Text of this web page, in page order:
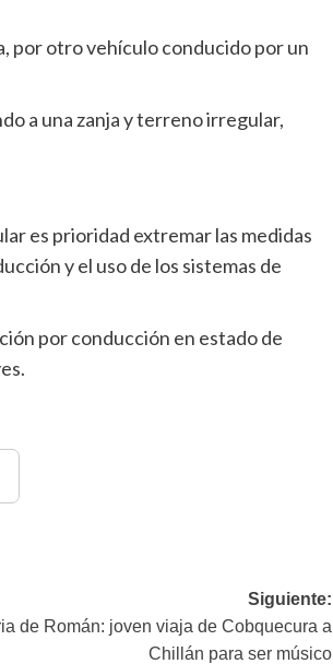
por otro vehículo conducido por un
a una zanja y terreno irregular,
es prioridad extremar las medidas
y el uso de los sistemas de
por conducción en estado de
Siguiente:
de Román: joven viaja de Cobquecura a
Chillán para ser músico